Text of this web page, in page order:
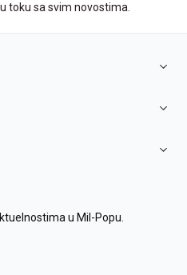
toku sa svim novostima.
u Mil-Popu.